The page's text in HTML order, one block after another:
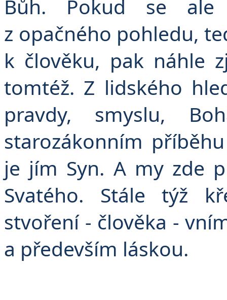
Bůh. Pokud se
z opačného pohledu,
k člověku, pak náhle
tomtéž. Z lidského
pravdy, smyslu,
starozákonním
je jím Syn. A my zde
Svatého. Stále týž
stvoření - člověka -
a především láskou.